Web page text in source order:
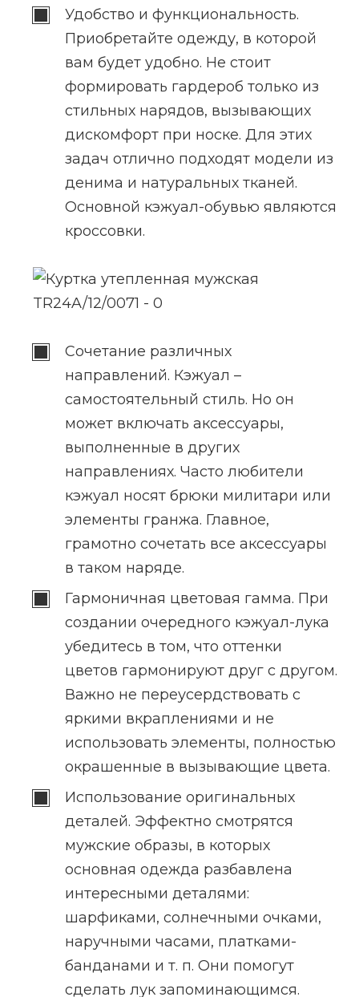
Удобство и функциональность.
Приобретайте одежду, в которой
вам будет удобно. Не стоит
формировать гардероб только из
стильных нарядов, вызывающих
дискомфорт при носке. Для этих
задач отлично подходят модели из
денима и натуральных тканей.
Основной кэжуал-обувью являются
кроссовки.
Сочетание различных
направлений. Кэжуал –
самостоятельный стиль. Но он
может включать аксессуары,
выполненные в других
направлениях. Часто любители
кэжуал носят брюки милитари или
элементы гранжа. Главное,
грамотно сочетать все аксессуары
в таком наряде.
Гармоничная цветовая гамма. При
создании очередного кэжуал-лука
убедитесь в том, что оттенки
цветов гармонируют друг с другом.
Важно не переусердствовать с
яркими вкраплениями и не
использовать элементы, полностью
окрашенные в вызывающие цвета.
Использование оригинальных
деталей. Эффектно смотрятся
мужские образы, в которых
основная одежда разбавлена
интересными деталями:
шарфиками, солнечными очками,
наручными часами, платками-
банданами и т. п. Они помогут
сделать лук запоминающимся.